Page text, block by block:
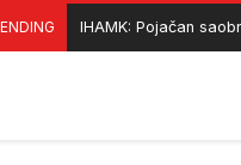
BIHAMK: Pojačan